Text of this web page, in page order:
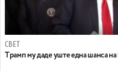
СВЕТ
Tрамп му даде уште една шанса